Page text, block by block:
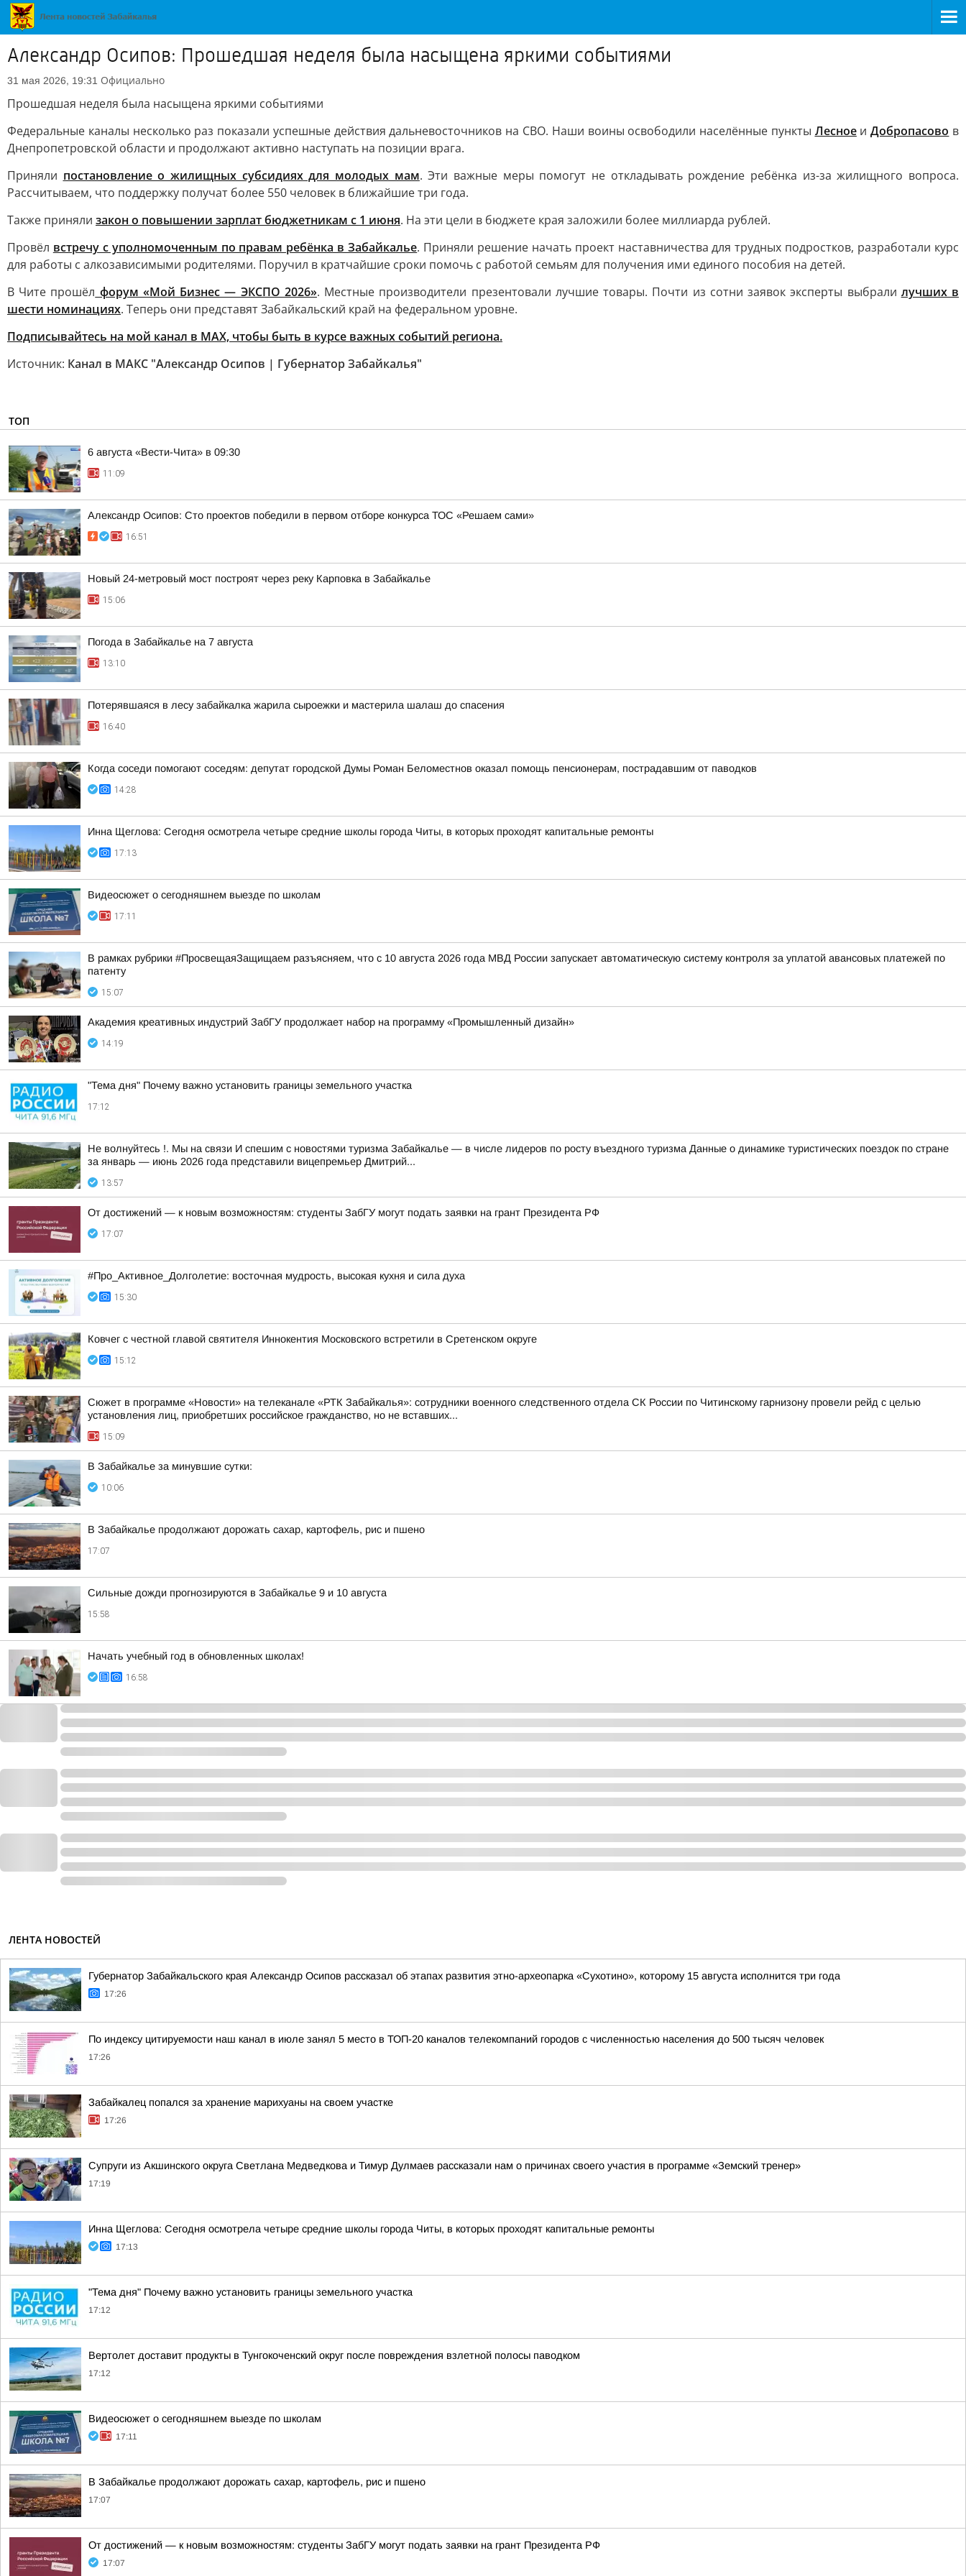
Александр Осипов: Прошедшая неделя была насыщена яркими событиями
31 мая 2026, 19:31 Официально
Прошедшая неделя была насыщена яркими событиями
Федеральные каналы несколько раз показали успешные действия дальневосточников на СВО. Наши воины освободили населённые пункты ЛесноеиДобропасово в
Днепропетровской области и продолжают активно наступать на позиции врага.
Приняли постановление о жилищных субсидиях для молодых мам. Эти важные меры помогут не откладывать рождение ребёнка из-за жилищного вопроса.
Рассчитываем, что поддержку получат более 550 человек в ближайшие три года.
Также приняли закон о повышении зарплат бюджетникам с 1 июня. На эти цели в бюджете края заложили более миллиарда рублей.
Провёл встречу с уполномоченным по правам ребёнка в Забайкалье. Приняли решение начать проект наставничества для трудных подростков, разработали курс
для работы с алкозависимыми родителями. Поручил в кратчайшие сроки помочь с работой семьям для получения ими единого пособия на детей.
В Чите прошёл форум «Мой Бизнес — ЭКСПО 2026». Местные производители презентовали лучшие товары. Почти из сотни заявок эксперты выбрали лучших в
шести номинациях. Теперь они представят Забайкальский край на федеральном уровне.
Подписывайтесь на мой канал в МАХ, чтобы быть в курсе важных событий региона.
Источник: Канал в МАКС "Александр Осипов | Губернатор Забайкалья"
ТОП
6 августа «Вести-Чита» в 09:30
11:09
Александр Осипов: Сто проектов победили в первом отборе конкурса ТОС «Решаем сами»
16:51
Новый 24-метровый мост построят через реку Карповка в Забайкалье
15:06
Погода в Забайкалье на 7 августа
13:10
Потерявшаяся в лесу забайкалка жарила сыроежки и мастерила шалаш до спасения
16:40
Когда соседи помогают соседям: депутат городской Думы Роман Беломестнов оказал помощь пенсионерам, пострадавшим от паводков
14:28
Инна Щеглова: Сегодня осмотрела четыре средние школы города Читы, в которых проходят капитальные ремонты
17:13
Видеосюжет о сегодняшнем выезде по школам
17:11
В рамках рубрики #ПросвещаяЗащищаем разъясняем, что с 10 августа 2026 года МВД России запускает автоматическую систему контроля за уплатой авансовых платежей по
патенту
15:07
Академия креативных индустрий ЗабГУ продолжает набор на программу «Промышленный дизайн»
14:19
"Тема дня" Почему важно установить границы земельного участка
17:12
Не волнуйтесь !. Мы на связи И спешим с новостями туризма Забайкалье — в числе лидеров по росту въездного туризма Данные о динамике туристических поездок по стране
за январь — июнь 2026 года представили вицепремьер Дмитрий...
13:57
От достижений — к новым возможностям: студенты ЗабГУ могут подать заявки на грант Президента РФ
17:07
#Про_Активное_Долголетие: восточная мудрость, высокая кухня и сила духа
15:30
Ковчег с честной главой святителя Иннокентия Московского встретили в Сретенском округе
15:12
Сюжет в программе «Новости» на телеканале «РТК Забайкалья»: сотрудники военного следственного отдела СК России по Читинскому гарнизону провели рейд с целью
установления лиц, приобретших российское гражданство, но не вставших...
15:09
В Забайкалье за минувшие сутки:
10:06
В Забайкалье продолжают дорожать сахар, картофель, рис и пшено
17:07
Сильные дожди прогнозируются в Забайкалье 9 и 10 августа
15:58
Начать учебный год в обновленных школах!
16:58
ЛЕНТА НОВОСТЕЙ
Губернатор Забайкальского края Александр Осипов рассказал об этапах развития этно-археопарка «Сухотино», которому 15 августа исполнится три года
17:26
По индексу цитируемости наш канал в июле занял 5 место в ТОП-20 каналов телекомпаний городов с численностью населения до 500 тысяч человек
17:26
Забайкалец попался за хранение марихуаны на своем участке
17:26
Супруги из Акшинского округа Светлана Медведкова и Тимур Дулмаев рассказали нам о причинах своего участия в программе «Земский тренер»
17:19
Инна Щеглова: Сегодня осмотрела четыре средние школы города Читы, в которых проходят капитальные ремонты
17:13
"Тема дня" Почему важно установить границы земельного участка
17:12
Вертолет доставит продукты в Тунгокоченский округ после повреждения взлетной полосы паводком
17:12
Видеосюжет о сегодняшнем выезде по школам
17:11
В Забайкалье продолжают дорожать сахар, картофель, рис и пшено
17:07
От достижений — к новым возможностям: студенты ЗабГУ могут подать заявки на грант Президента РФ
17:07